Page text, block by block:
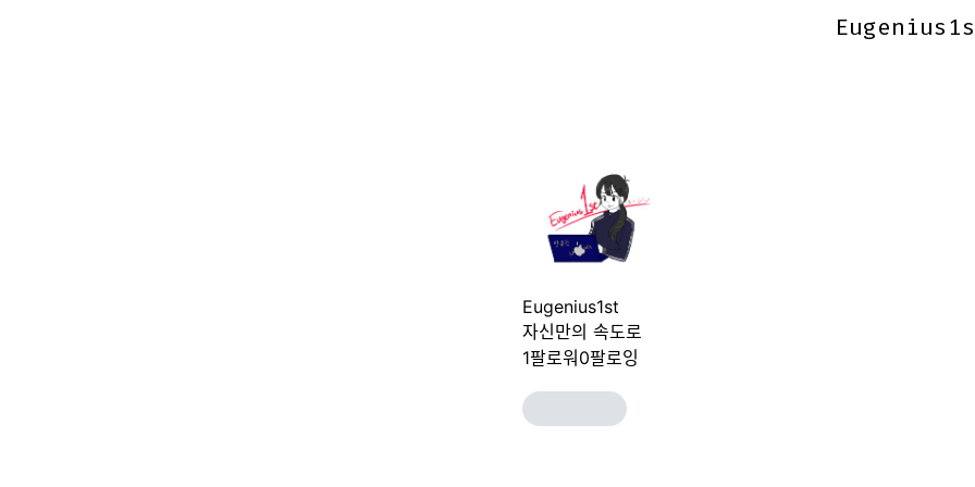
Eugenius1st
자신만의 속도로
1팔로워 0팔로잉